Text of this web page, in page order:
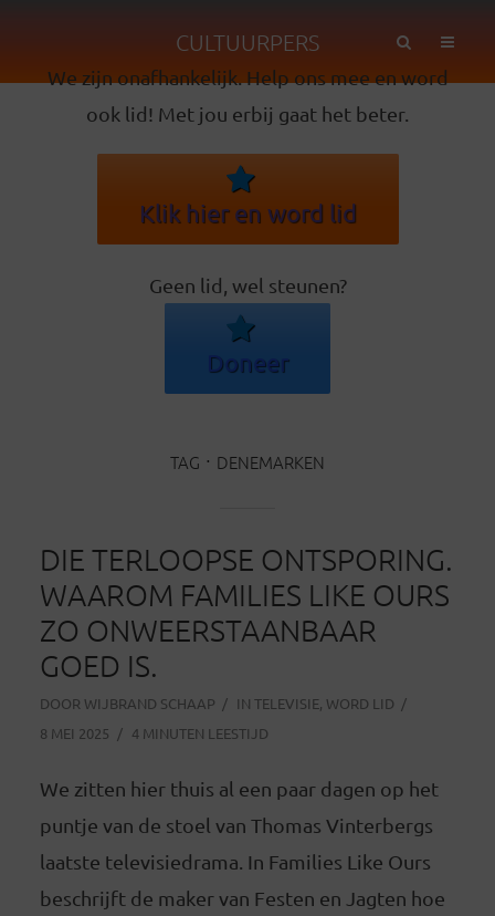
CULTUURPERS
We zijn onafhankelijk. Help ons mee en word
ook lid! Met jou erbij gaat het beter.
Klik hier en word lid
Geen lid, wel steunen?
Doneer
TAG DENEMARKEN
DIE TERLOOPSE ONTSPORING.
WAAROM FAMILIES LIKE OURS
ZO ONWEERSTAANBAAR
GOED IS.
DOOR WIJBRAND SCHAAP IN TELEVISIE, WORD LID
8 MEI 2025
4 MINUTEN LEESTIJD
We zitten hier thuis al een paar dagen op het
puntje van de stoel van Thomas Vinterbergs
laatste televisiedrama. In Families Like Ours
beschrijft de maker van Festen en Jagten hoe